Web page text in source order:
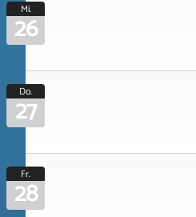
Mi.
26
Do.
27
Fr.
28